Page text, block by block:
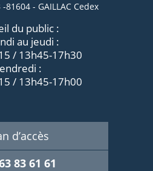
81604 - GAILLAC Cedex
du public :
au jeudi :
/ 13h45-17h30
:
/ 13h45-17h00
d’accès
83 61 61